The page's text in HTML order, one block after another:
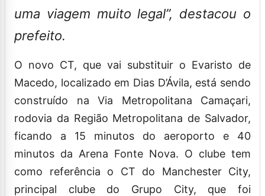
uma viagem muito legal”, destacou o
prefeito.
O novo CT, que vai substituir o Evaristo de
Macedo, localizado em Dias D’Ávila, está sendo
construído na Via Metropolitana Camaçari,
rodovia da Região Metropolitana de Salvador,
ficando a 15 minutos do aeroporto e 40
minutos da Arena Fonte Nova. O clube tem
como referência o CT do Manchester City,
principal clube do Grupo City, que foi